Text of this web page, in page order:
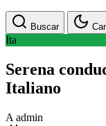
Buscar
Ita
Serena
Italiano
A admin